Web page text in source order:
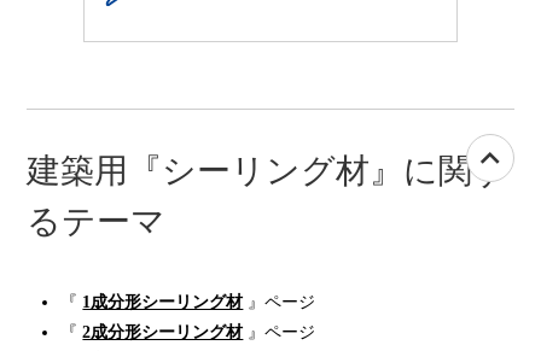
建築用『シーリング材』に関す
るテーマ
『 1成分形シーリング材』ページ
『2成分形シーリング材』ページ